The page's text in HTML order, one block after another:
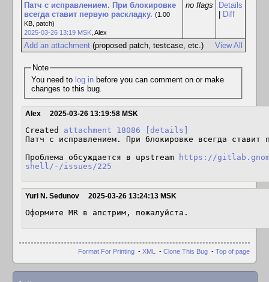
Патч с исправлением. При блокировке
всегда ставит первую раскладку. (1.00
KB, patch)
2025-03-26 13:19 MSK, Alex
no flags
Details
Diff
View All
Add an attachment(proposed patch, testcase, etc.)
Note
You need to log inbefore you can comment on or make
changes to this bug.
Alex 2025-03-26 13:19:58 MSK
Created attachment 18086
[details]
Патч с исправлением. При блокировке всегда ставит
Проблема обсуждается в upstream
https://
shell/-/issues/225
Yuri N. Sedunov 2025-03-26 13:24:13 MSK
Оформите MR в апстрим, пожалуйста.
Format For Printing - XML - Clone This Bug - Top of page